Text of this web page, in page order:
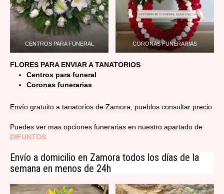
CENTROS PARA FUNERAL CORONAS FUNERARIAS
FLORES PARA ENVIAR A TANATORIOS
Centros para funeral
Coronas funerarias
Envío gratuito a tanatorios de Zamora, pueblos consultar precio
Puedes ver mas opciones funerarias en nuestro apartado de
DIFUNTOS
Envío a domicilio en Zamora todos los días de la
semana en menos de 24h